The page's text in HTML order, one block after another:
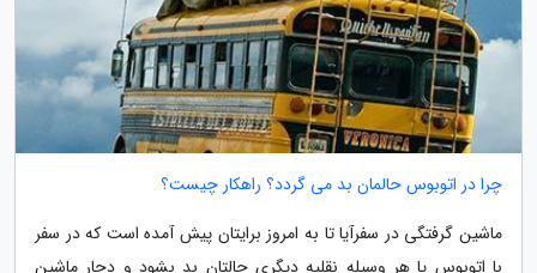
چرا در اتوبوس حالمان بد می گردد؟ راهکار چیست؟
ماشین گرفتگی در سفرآیا تا به امروز برایتان پیش آمده است که در سفر
با اتوبوس یا هر وسیله نقلیه دیگری حالتان بد بشود و دچار ماشین